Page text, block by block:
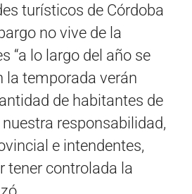
turísticos de Córdoba
no vive de la
“a lo largo del año se
la temporada verán
de habitantes de
responsabilidad,
e intendentes,
tener controlada la